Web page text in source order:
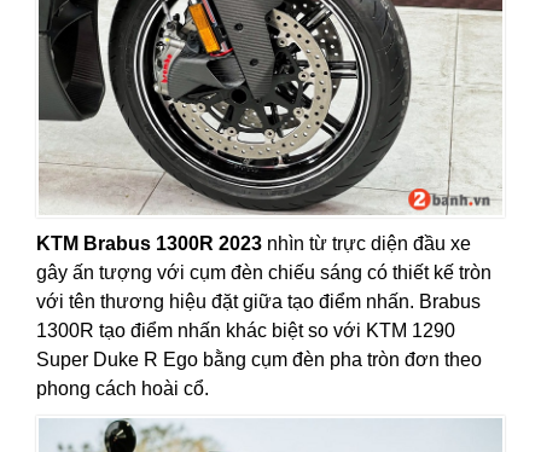
KTM Brabus 1300R 2023 nhìn từ trực diện đầu xe
gây ấn tượng với cụm đèn chiếu sáng có thiết kế tròn
với tên thương hiệu đặt giữa tạo điểm nhấn. Brabus
1300R tạo điểm nhấn khác biệt so với KTM 1290
Super Duke R Ego bằng cụm đèn pha tròn đơn theo
phong cách hoài cổ.